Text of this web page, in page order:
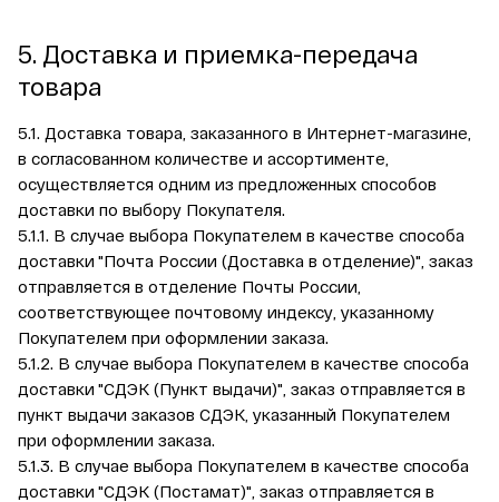
5. Доставка и приемка-передача
товара
5.1. Доставка товара, заказанного в Интернет-магазине,
в согласованном количестве и ассортименте,
осуществляется одним из предложенных способов
доставки по выбору Покупателя.
5.1.1. В случае выбора Покупателем в качестве способа
доставки "Почта России (Доставка в отделение)", заказ
отправляется в отделение Почты России,
соответствующее почтовому индексу, указанному
Покупателем при оформлении заказа.
5.1.2. В случае выбора Покупателем в качестве способа
доставки "СДЭК (Пункт выдачи)", заказ отправляется в
пункт выдачи заказов СДЭК, указанный Покупателем
при оформлении заказа.
5.1.3. В случае выбора Покупателем в качестве способа
доставки "СДЭК (Постамат)", заказ отправляется в